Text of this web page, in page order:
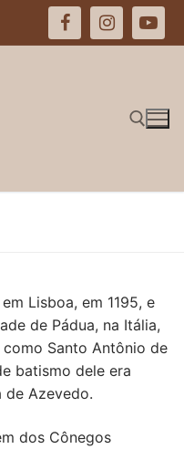
Lisboa, em 1195, e
de Pádua, na Itália,
Santo Antônio de
batismo dele era
de Azevedo.
dos Cônegos